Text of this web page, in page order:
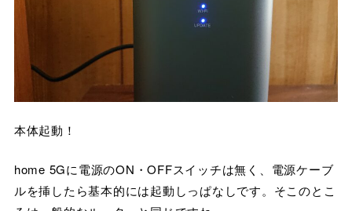
本体起動！
home 5Gに電源のON・OFFスイッチは無く、電源ケーブ
ルを挿したら基本的には起動しっぱなしです。そこのとこ